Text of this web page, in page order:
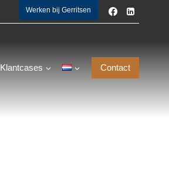
Werken bij Gerritsen
Klantcases Contact